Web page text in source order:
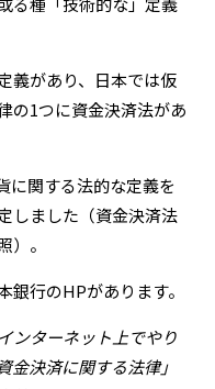
義があり、日本では仮
の1つに資金決済法があ
に関する法的な定義を
しました（資金決済法
）。
銀行のHPがあります。
ンターネット上でやり
金決済に関する法律」